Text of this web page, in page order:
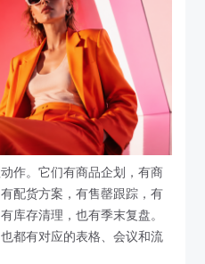
作。它们有商品企划，有商
配货方案，有售罄跟踪，有
库存清理，也有季末复盘。
都有对应的表格、会议和流